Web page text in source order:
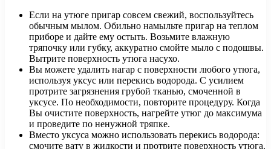
Если на утюге пригар совсем свежий, воспользуйтесь
обычным мылом. Обильно намыльте пригар на теплом
приборе и дайте ему остыть. Возьмите влажную
тряпочку или губку, аккуратно смойте мыло с подошвы.
Вытрите поверхность утюга насухо.
Вы можете удалить нагар с поверхности любого утюга,
используя уксус или перекись водорода. С усилием
протрите загрязнения грубой тканью, смоченной в
уксусе. По необходимости, повторите процедуру. Когда
Вы очистите поверхность, нагрейте утюг до максимума
и проведите по ненужной тряпке.
Вместо уксуса можно использовать перекись водорода:
смочите вату в жидкости и протрите поверхность утюга.